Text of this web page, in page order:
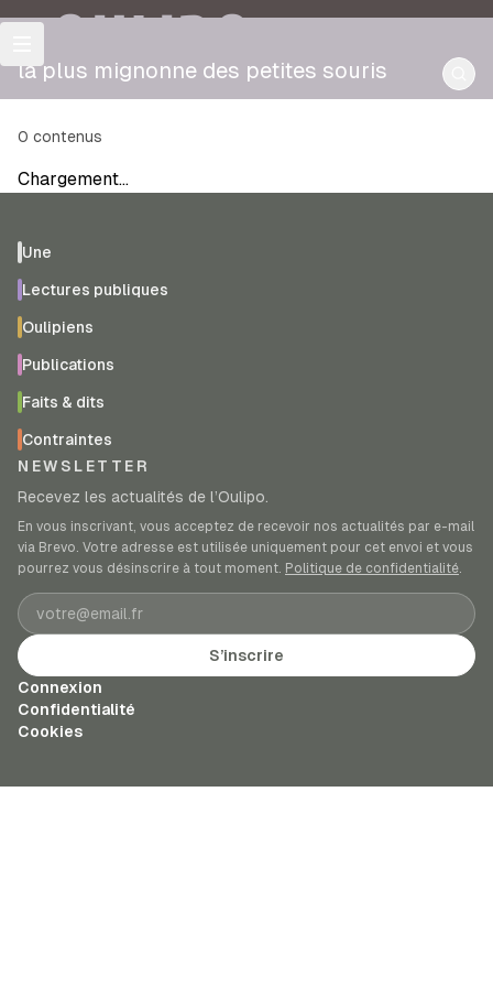
OULIPO
la plus mignonne des petites souris
0 contenus
Chargement…
Une
Lectures publiques
Oulipiens
Publications
Faits & dits
Contraintes
NEWSLETTER
Recevez les actualités de l’Oulipo.
En vous inscrivant, vous acceptez de recevoir nos actualités par e-mail
via Brevo. Votre adresse est utilisée uniquement pour cet envoi et vous
pourrez vous désinscrire à tout moment. Politique de confidentialité.
Adresse e-mail
S’inscrire
Connexion
Confidentialité
Cookies